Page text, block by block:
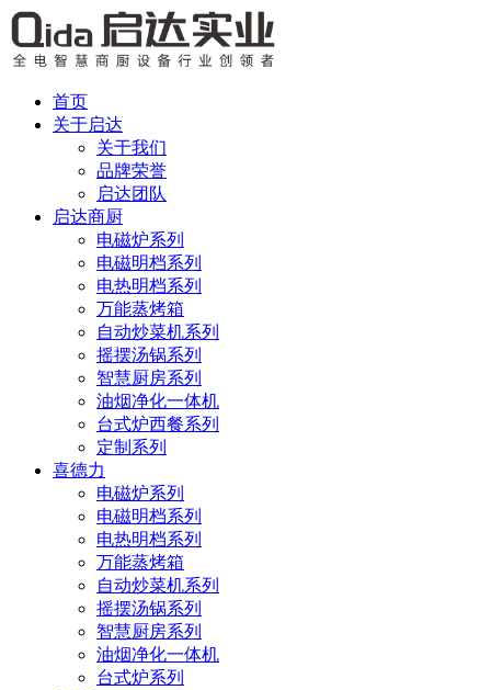
首页
关于启达
关于我们
品牌荣誉
启达团队
启达商厨
电磁炉系列
电磁明档系列
电热明档系列
万能蒸烤箱
自动炒菜机系列
摇摆汤锅系列
智慧厨房系列
油烟净化一体机
台式炉西餐系列
定制系列
喜德力
电磁炉系列
电磁明档系列
电热明档系列
万能蒸烤箱
自动炒菜机系列
摇摆汤锅系列
智慧厨房系列
油烟净化一体机
台式炉系列